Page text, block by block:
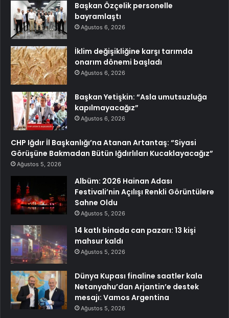
Başkan Özçelik personelle
bayramlaştı
Ağustos 6, 2026
İklim değişikliğine karşı tarımda
onarım dönemi başladı
Ağustos 6, 2026
Başkan Yetişkin: “Asla umutsuzluğa
kapılmayacağız”
Ağustos 6, 2026
CHP Iğdır İl Başkanlığı’na Atanan Artantaş: “Siyasi
Görüşüne Bakmadan Bütün Iğdırlıları Kucaklayacağız”
Ağustos 5, 2026
Albüm: 2026 Hainan Adası
Festivali’nin Açılışı Renkli Görüntülere
Sahne Oldu
Ağustos 5, 2026
14 katlı binada can pazarı: 13 kişi
mahsur kaldı
Ağustos 5, 2026
Dünya Kupası finaline saatler kala
Netanyahu’dan Arjantin’e destek
mesajı: Vamos Argentina
Ağustos 5, 2026